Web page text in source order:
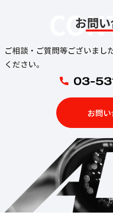
お問
ご相談・ご質問等ございまし
ください。
お問